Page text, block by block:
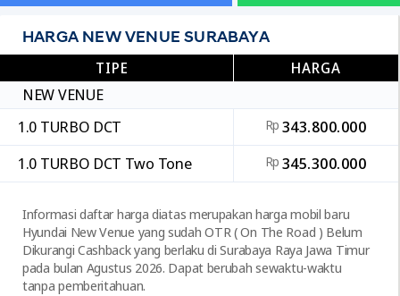
HARGA NEW VENUE SURABAYA
TIPE
HARGA
NEW VENUE
1.0 TURBO DCT
Rp 343.800.000
1.0 TURBO DCT Two Tone
Rp 345.300.000
Informasi daftar harga diatas merupakan harga mobil baru
Hyundai New Venue yang sudah OTR ( On The Road ) Belum
Dikurangi Cashback yang berlaku di Surabaya Raya Jawa Timur
pada bulan Agustus 2026. Dapat berubah sewaktu-waktu
tanpa pemberitahuan.